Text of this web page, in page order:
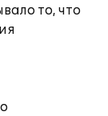
то, что